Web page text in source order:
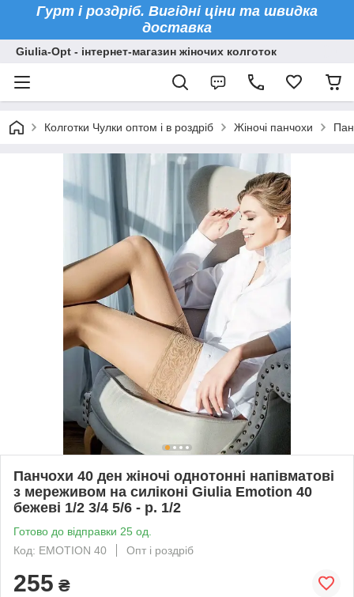
Гурт і роздріб. Вигідні ціни та швидка
доставка
Giulia-Opt - інтернет-магазин жіночих колготок
Колготки Чулки оптом і в роздріб Жіночі панчохи
Панчохи 40 ден жіночі однотонні напівматові
з мереживом на силіконі Giulia Emotion 40
бежеві 1/2 3/4 5/6 - р. 1/2
Готово до відправки 25 од.
Код: EMOTION 40
Опт і роздріб
255 ₴